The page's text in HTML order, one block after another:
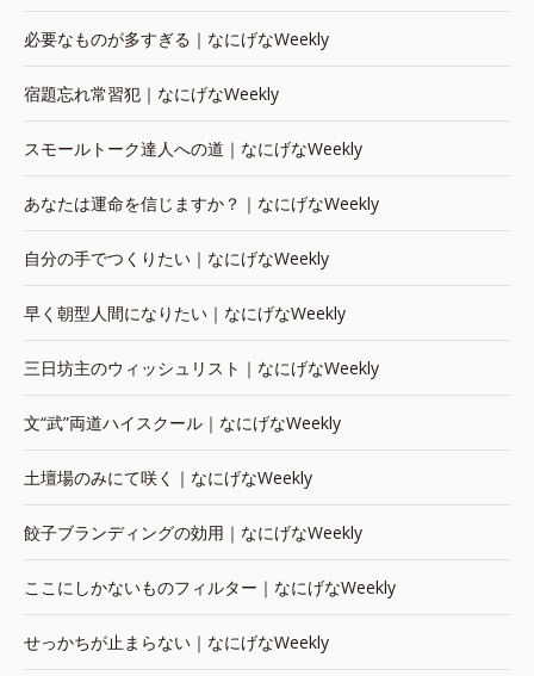
必要なものが多すぎる｜なにげなWeekly
宿題忘れ常習犯｜なにげなWeekly
スモールトーク達人への道｜なにげなWeekly
あなたは運命を信じますか？｜なにげなWeekly
自分の手でつくりたい｜なにげなWeekly
早く朝型人間になりたい｜なにげなWeekly
三日坊主のウィッシュリスト｜なにげなWeekly
文“武”両道ハイスクール｜なにげなWeekly
土壇場のみにて咲く｜なにげなWeekly
餃子ブランディングの効用｜なにげなWeekly
ここにしかないものフィルター｜なにげなWeekly
せっかちが止まらない｜なにげなWeekly